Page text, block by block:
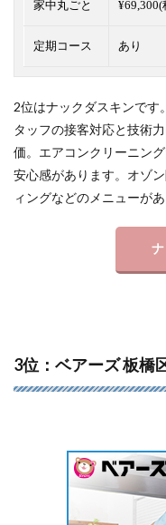
家中丸ごと ¥69,300(
定期コース あり
2位はナックダスキンです
タッフの接客対応と技術
価。エアコンクリーニング
安心感があります。オゾ
ィングなどのメニューが
3位：ベアーズ 板橋